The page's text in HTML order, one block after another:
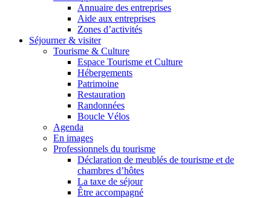
Annuaire des entreprises
Aide aux entreprises
Zones d’activités
Séjourner & visiter
Tourisme & Culture
Espace Tourisme et Culture
Hébergements
Patrimoine
Restauration
Randonnées
Boucle Vélos
Agenda
En images
Professionnels du tourisme
Déclaration de meublés de tourisme et de
chambres d’hôtes
La taxe de séjour
Être accompagné